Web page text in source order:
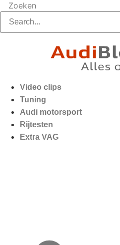
Zoeken
Video clips
Tuning
Audi motorsport
Rijtesten
Extra VAG